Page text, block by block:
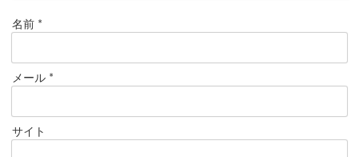
名前 *
メール *
サイト